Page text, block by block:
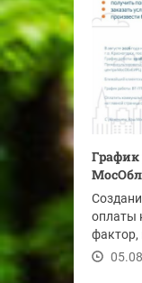
оплаты
фактор,